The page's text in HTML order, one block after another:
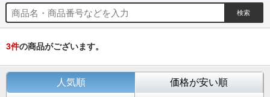
3件の商品がございます。
人気順
価格が安い順